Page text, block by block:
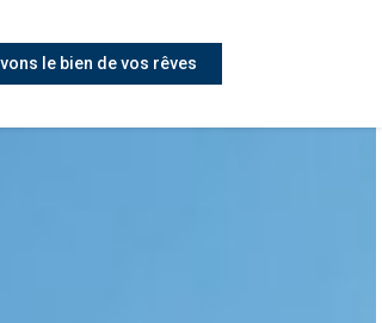
le bien de vos rêves